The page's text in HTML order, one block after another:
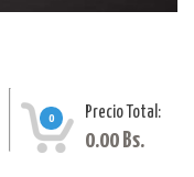
0 Precio Total:
0.00 Bs.